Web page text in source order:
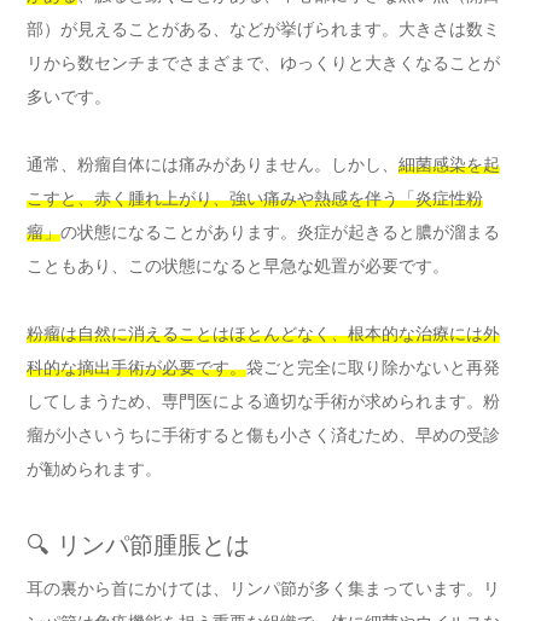
部）が見えることがある、などが挙げられます。大きさは数ミ
リから数センチまでさまざまで、ゆっくりと大きくなることが
多いです。
通常、粉瘤自体には痛みがありません。しかし、 細菌感染を起
こすと、赤く腫れ上がり、強い痛みや熱感を伴う「炎症性粉
瘤」の状態になることがあります。炎症が起きると膿が溜まる
こともあり、この状態になると早急な処置が必要です。
粉瘤は自然に消えることはほとんどなく、根本的な治療には外
科的な摘出手術が必要です。袋ごと完全に取り除かないと再発
してしまうため、専門医による適切な手術が求められます。粉
瘤が小さいうちに手術すると傷も小さく済むため、早めの受診
が勧められます。
🔍 リンパ節腫脹とは
耳の裏から首にかけては、リンパ節が多く集まっています。リ